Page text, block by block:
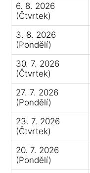
6. 8. 2026
(Čtvrtek)
3. 8. 2026
(Pondělí)
30. 7. 2026
(Čtvrtek)
27. 7. 2026
(Pondělí)
23. 7. 2026
(Čtvrtek)
20. 7. 2026
(Pondělí)